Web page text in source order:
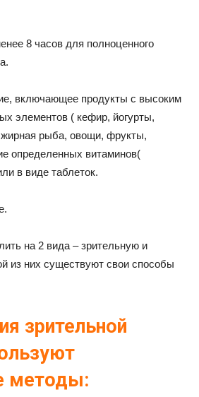
8 часов для полноценного
включающее продукты с высоким
элементов ( кефир, йогурты,
жирная рыба, овощи, фрукты,
определенных витаминов(
в виде таблеток.
на 2 вида – зрительную и
из них существуют свои способы
зрительной
методы: